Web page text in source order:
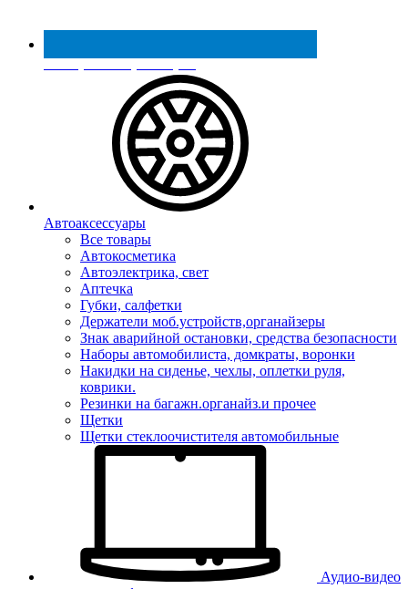
Реестр МинПромТорга
Автоаксессуары
Все товары
Автокосметика
Автоэлектрика, свет
Аптечка
Губки, салфетки
Держатели моб.устройств,органайзеры
Знак аварийной остановки, средства безопасности
Наборы автомобилиста, домкраты, воронки
Накидки на сиденье, чехлы, оплетки руля,
коврики.
Резинки на багажн.органайз.и прочее
Щетки
Щетки стеклоочистителя автомобильные
Аудио-видео